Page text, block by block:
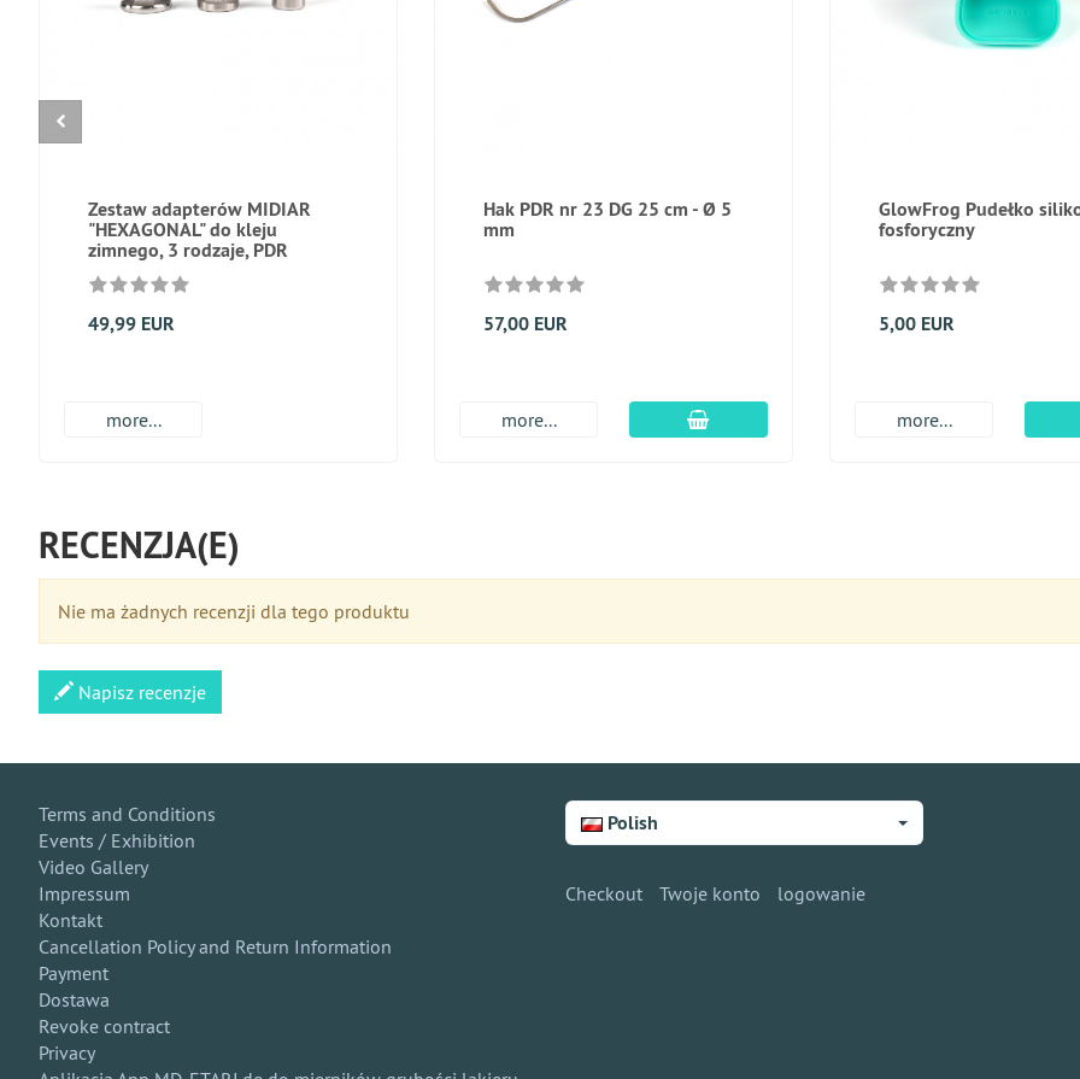
Zestaw adapterów MIDIAR
"HEXAGONAL" do kleju
zimnego, 3 rodzaje, PDR
49,99 EUR
more...
Hak PDR nr 23 DG 25 cm - Ø 5
mm
57,00 EUR
more... dodaj do koszyka
GlowFrog Pudełko
fosforyczny
5,00 EUR
more...
RECENZJA(E)
Nie ma żadnych recenzji dla tego produktu
Napisz recenzje
Terms and Conditions
Events / Exhibition
Video Gallery
Impressum
Kontakt
Cancellation Policy and Return Information
Payment
Dostawa
Revoke contract
Privacy
Polish
Checkout Twoje konto logowanie